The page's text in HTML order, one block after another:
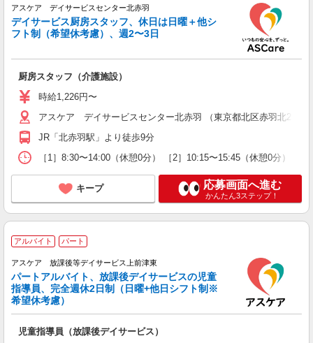
アスケア デイサービスセンター北赤羽
デイサービス厨房スタッフ、休日は日曜＋他シ
フト制（希望休考慮）、週2〜3日
厨房スタッフ（介護施設）
時給1,226円〜
アスケア デイサービスセンター北赤羽 （東京都北区赤羽北2丁
JR「北赤羽駅」より徒歩9分
［1］8:30〜14:00（休憩0分） ［2］10:15〜15:45（休憩0分）
キープ 応募画面へ進む
かんたん3ステップ！
アルバイト パート
アスケア 放課後等デイサービス上前津東
パートアルバイト、放課後デイサービスの児童
指導員、完全週休2日制（日曜+他日シフト制※
希望休考慮）
児童指導員（放課後デイサービス）